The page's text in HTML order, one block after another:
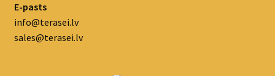
E-pasts
info@terasei.lv
sales@terasei.lv